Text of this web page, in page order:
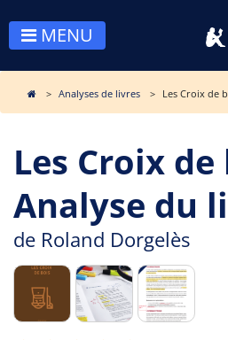
MENU
Analyses de livres Les Croix de
Les Croix de
Analyse du
de Roland Dorgelès